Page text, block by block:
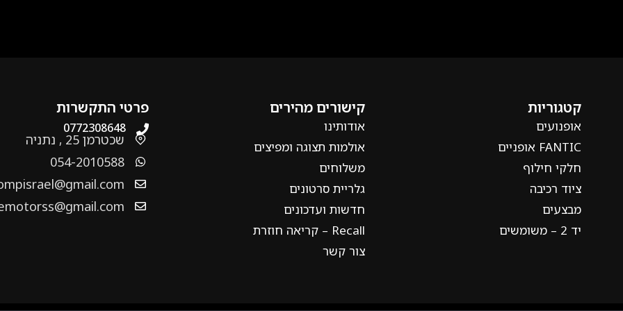
קטגוריות
אופנועים
FANTIC אופניים
חלקי חילוף
ציוד רכיבה
מבצעים
יד 2 – משומשים
קישורים מהירים
אודותינו
אולמות תצוגה ומפיצים
משלוחים
גלריית סרטונים
חדשות ועדכונים
Recall – קריאה חוזרת
צור קשר
פרטי התקשרות
0772308648
שכטרמן 25 , נתניה
054-2010588